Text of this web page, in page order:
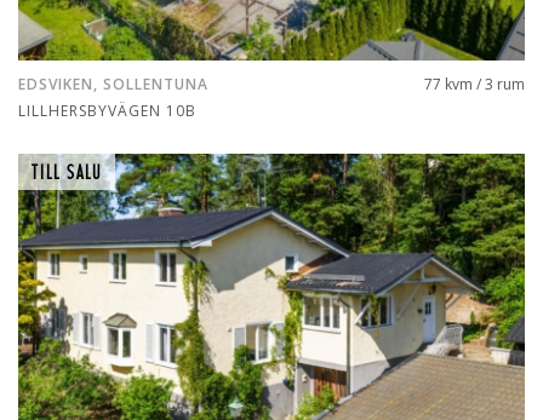
EDSVIKEN, SOLLENTUNA
LILLHERSBYVÄGEN 10B
77 kvm / 3 rum
TILL SALU